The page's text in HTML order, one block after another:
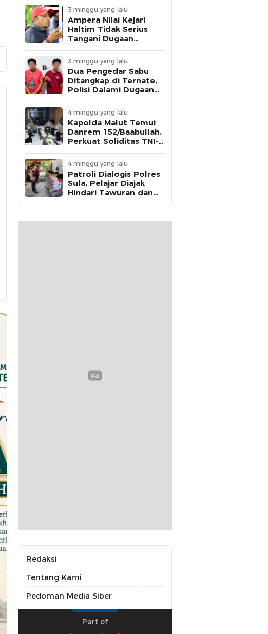
Tuntut Pelunasan
Utang Rp1 Miliar
3 minggu yang lalu
Ampera Nilai Kejari
Haltim Tidak Serius
Tangani Dugaan
Aksi Besar
3 minggu yang lalu
Dua Pengedar Sabu
Ditangkap di Ternate,
Polisi Dalami Dugaan
Binaan Lapas
4 minggu yang lalu
Kapolda Malut Temui
Danrem 152/Baabullah,
Perkuat Soliditas TNI-
Daerah
4 minggu yang lalu
Patroli Dialogis Polres
Sula, Pelajar Diajak
Hindari Tawuran dan
Redaksi
Tentang Kami
Pedoman Media Siber
Part of